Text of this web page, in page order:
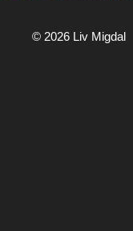
© 2026 Liv Migdal